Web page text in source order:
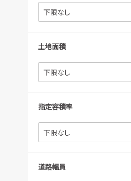
土地面積
指定容積率
道路幅員